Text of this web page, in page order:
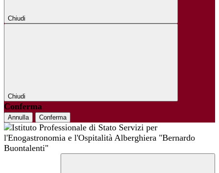
Chiudi
Chiudi
Conferma
Annulla Conferma